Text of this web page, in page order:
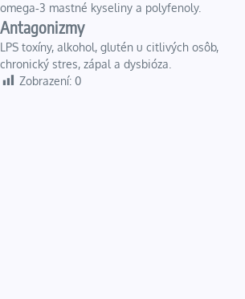
omega‑3 mastné kyseliny a polyfenoly.
Antagonizmy
LPS toxíny, alkohol, glutén u citlivých osôb,
chronický stres, zápal a dysbióza.
Zobrazení: 0